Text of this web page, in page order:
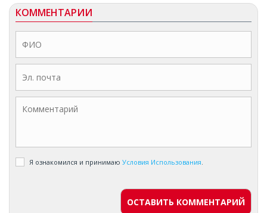
КОММЕНТАРИИ
Я ознакомился и принимаю Условия Использования.
ОСТАВИТЬ КОММЕНТАРИЙ